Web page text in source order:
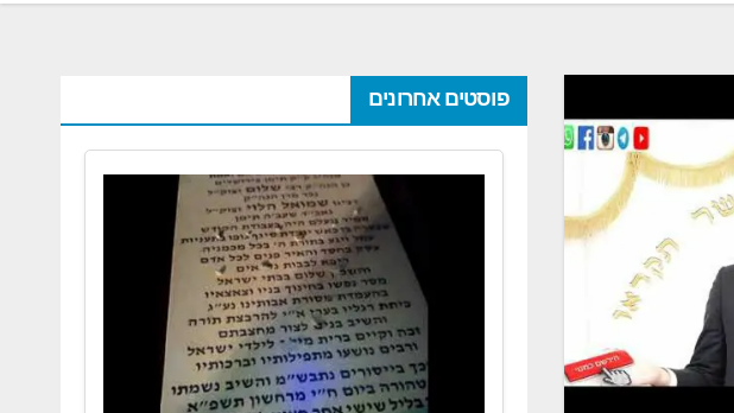
פוסטים אחרונים